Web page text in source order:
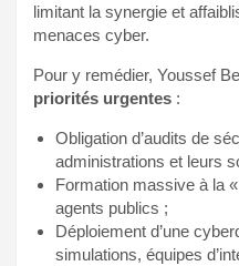
limitant la synergie et
menaces cyber.
Pour y remédier, Youssef
priorités urgentes :
Obligation d’audits de
administrations et leurs
Formation massive à la
agents publics ;
Déploiement d’une
simulations, équipes